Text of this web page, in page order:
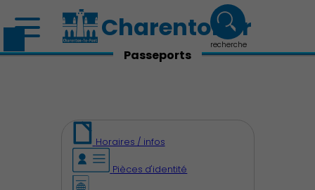
Charenton.fr
recherche
Passeports
Horaires / infos
Pièces d'identité